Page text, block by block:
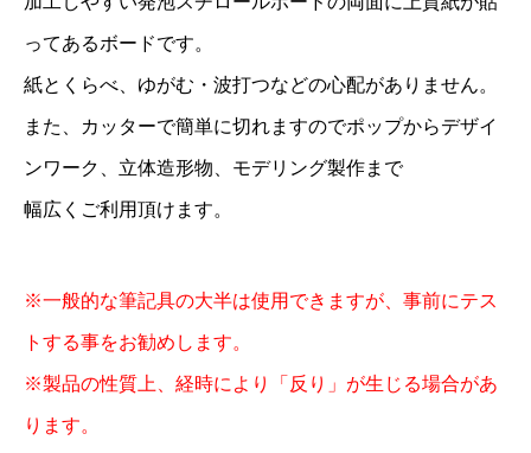
ってあるボードです。
紙とくらべ、ゆがむ・波打つなどの心配がありません。
また、カッターで簡単に切れますのでポップからデザイ
ンワーク、立体造形物、モデリング製作まで
幅広くご利用頂けます。
※一般的な筆記具の大半は使用できますが、事前にテス
トする事をお勧めします。
※製品の性質上、経時により「反り」が生じる場合があ
ります。